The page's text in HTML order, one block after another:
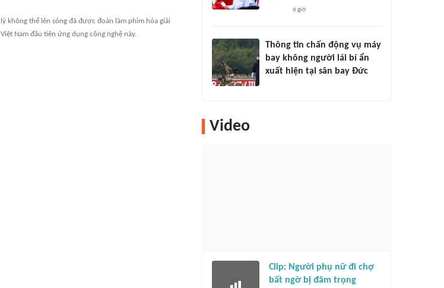
không thể lên sóng đã được đoàn làm phim hóa giải
Nam đầu tiên ứng dụng công nghệ này.
6 giờ
Thông tin chấn động vụ máy
bay không người lái bí ẩn
xuất hiện tại sân bay Đức
Video
Clip: Người phụ nữ đi chợ
bất ngờ bị đâm trọng